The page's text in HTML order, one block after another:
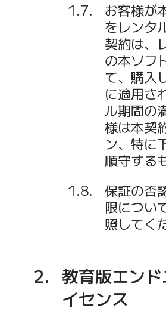
お客様が
をレンタ
契約は、
の本ソフ
て、購入
に適用さ
ル期間の
様は本契
ン、特に
順守する
保証の否
限につい
照してく
教育版エン
イセンス